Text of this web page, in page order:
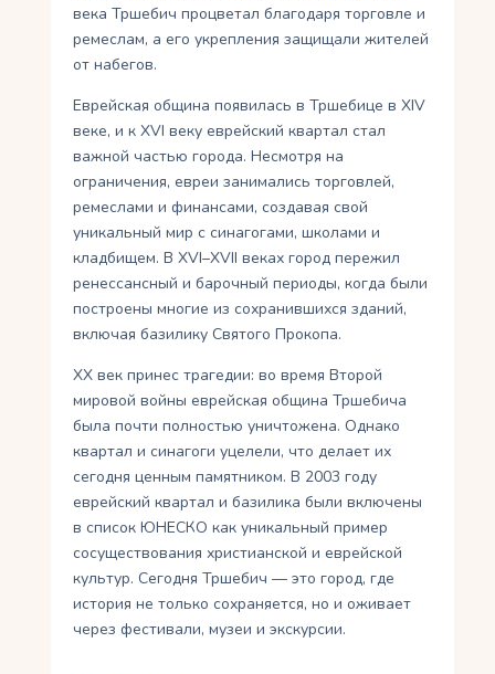
века Тршебич процветал благодаря торговле и
ремеслам, а его укрепления защищали жителей
от набегов.
Еврейская община появилась в Тршебице в XIV
веке, и к XVI веку еврейский квартал стал
важной частью города. Несмотря на
ограничения, евреи занимались торговлей,
ремеслами и финансами, создавая свой
уникальный мир с синагогами, школами и
кладбищем. В XVI–XVII веках город пережил
ренессансный и барочный периоды, когда были
построены многие из сохранившихся зданий,
включая базилику Святого Прокопа.
XX век принес трагедии: во время Второй
мировой войны еврейская община Тршебича
была почти полностью уничтожена. Однако
квартал и синагоги уцелели, что делает их
сегодня ценным памятником. В 2003 году
еврейский квартал и базилика были включены
в список ЮНЕСКО как уникальный пример
сосуществования христианской и еврейской
культур. Сегодня Тршебич — это город, где
история не только сохраняется, но и оживает
через фестивали, музеи и экскурсии.